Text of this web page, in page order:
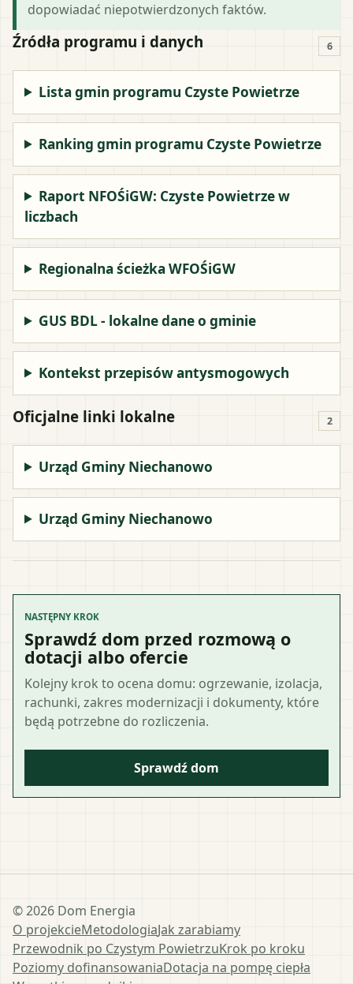
dopowiadać niepotwierdzonych faktów.
Źródła programu i danych 6
Lista gmin programu Czyste Powietrze
Ranking gmin programu Czyste Powietrze
Raport NFOŚiGW: Czyste Powietrze w
liczbach
Regionalna ścieżka WFOŚiGW
GUS BDL - lokalne dane o gminie
Kontekst przepisów antysmogowych
Oficjalne linki lokalne 2
Urząd Gminy Niechanowo
Urząd Gminy Niechanowo
NASTĘPNY KROK
Sprawdź dom przed rozmową o
dotacji albo ofercie
Kolejny krok to ocena domu: ogrzewanie, izolacja,
rachunki, zakres modernizacji i dokumenty, które
będą potrzebne do rozliczenia.
Sprawdź dom
©2026 Dom Energia
O projekcieMetodologiaJak zarabiamy
Przewodnik po Czystym PowietrzuKrok po kroku
Poziomy dofinansowaniaDotacja na pompę ciepła